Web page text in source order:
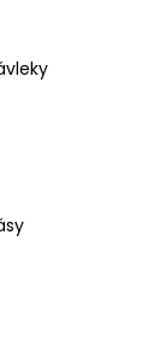
- 35
MODRÁ,